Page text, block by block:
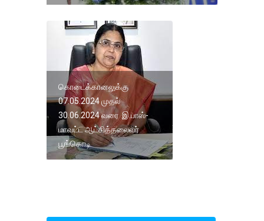
கொடைக்கானலுக்கு
07.05.2024 முதல்
30.06.2024 வரை இ.பாஸ்-
மாவட்ட ஆட்சித்தலைவர்
பூங்கொடி